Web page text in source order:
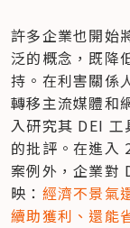
許多企業也開始
泛的概念，既降
持。在利害關係
轉移主流媒體和
入研究其 DEI 工
的批評。在進入
案例外，企業對
映： 經濟不景氣
續助獲利、還能